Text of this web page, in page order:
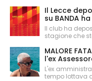
Il Lecce
su BANDA
Il club ha
stagione che
MALORE
l'ex
L'ex
tempo lottava